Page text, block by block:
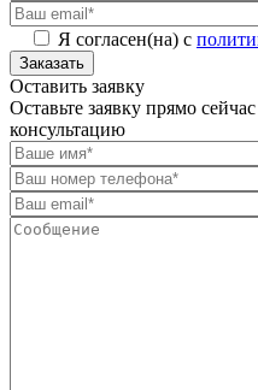
Я согласен(на) с
Заказать
Оставить заявку
Оставьте заявку прямо
консультацию